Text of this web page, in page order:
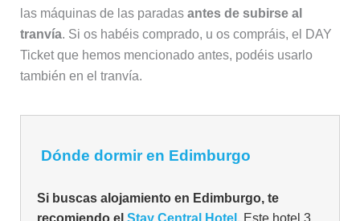
las máquinas de las paradas antes de subirse al
tranvía. Si os habéis comprado, u os compráis, el DAY
Ticket que hemos mencionado antes, podéis usarlo
también en el tranvía.
Dónde dormir en Edimburgo
Si buscas alojamiento en Edimburgo, te
recomiendo el Stay Central Hotel.Este hotel 3